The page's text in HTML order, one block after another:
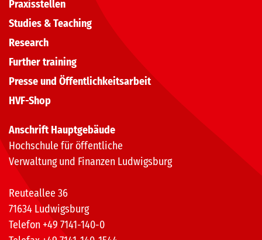
Praxisstellen
Studies & Teaching
Research
Further training
Presse und Öffentlichkeitsarbeit
HVF-Shop
Anschrift Hauptgebäude
Hochschule für öffentliche
Verwaltung und Finanzen Ludwigsburg
Reuteallee 36
71634 Ludwigsburg
Telefon +49 7141-140-0